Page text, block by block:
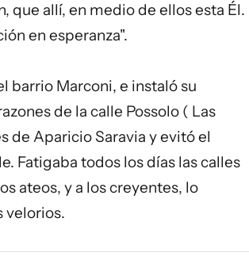
que allí, en medio de ellos esta Él.
en esperanza".
barrio Marconi, e instaló su
de la calle Possolo ( Las
de Aparicio Saravia y evitó el
Fatigaba todos los días las calles
ateos, y a los creyentes, lo
velorios.